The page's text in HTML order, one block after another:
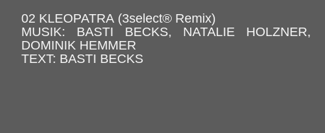
02 KLEOPATRA (3select® Remix)
MUSIK: BASTI BECKS, NATALIE HOLZNER,
DOMINIK HEMMER
TEXT: BASTI BECKS